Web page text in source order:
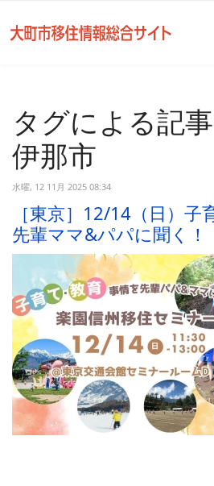
タグによる記
伊那市
水曜, 12 11月 2025 08:34
［東京］12/14（日）子
先輩ママ&パパに聞く！